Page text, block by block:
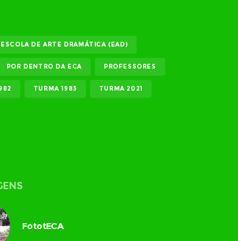
ESCOLA DE ARTE DRAMÁTICA (EAD)
POR DENTRO DA ECA PROFESSORES
TURMA 1983 TURMA 2021
FototECA